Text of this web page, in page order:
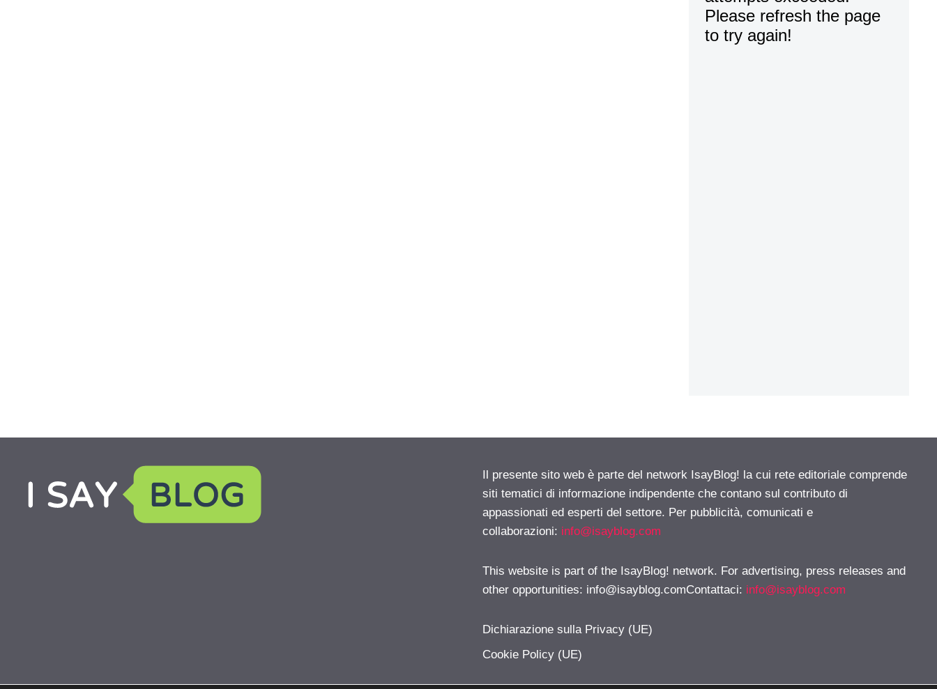
Il presente sito web è parte del network IsayBlog! la cui rete editoriale comprende
siti tematici di informazione indipendente che contano sul contributo di
appassionati ed esperti del settore. Per pubblicità, comunicati e
collaborazioni: info@isayblog.com
This website is part of the IsayBlog! network. For advertising, press releases and
other opportunities: info@isayblog.comContattaci: info@isayblog.com
Dichiarazione sulla Privacy (UE)
Cookie Policy (UE)